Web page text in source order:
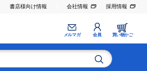
書店様向け情報 会社情報 採用情報
メルマガ 会員 買い物かご